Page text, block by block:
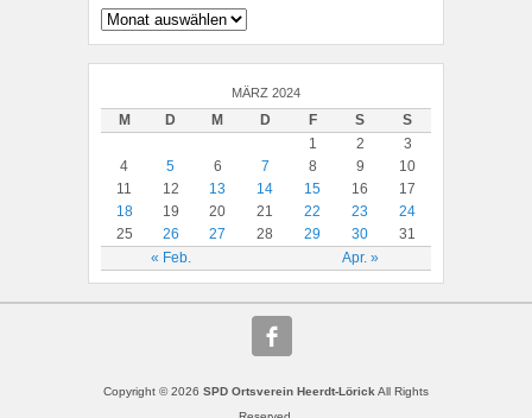
Archiv
MÄRZ 2024
M D M D F S S
« Feb. Apr. »
1 2
3
4
5 6 7 8 9
10
11
12 13 14 15 16
17
18
19 20 21 22 23
24
25
26 27 28 29 30 31
Copyright © 2026 SPD Ortsverein Heerdt-Lörick All Rights